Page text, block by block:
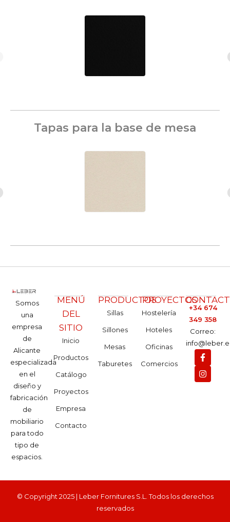
Tapas para la base de mesa
Somos
una
empresa
de
Alicante
especializada
en el
diseño y
fabricación
de
mobiliario
para todo
tipo de
espacios.
MENÚ
DEL
SITIO
Inicio
Productos
Catálogo
Proyectos
Empresa
Contacto
PRODUCTOS
Sillas
Sillones
Mesas
Taburetes
PROYECTOS
Hostelería
Hoteles
Oficinas
Comercios
+34 674
349 358
Correo:
© Copyright 2025 | Leber Fornitures S.L. Todos los derechos
reservados